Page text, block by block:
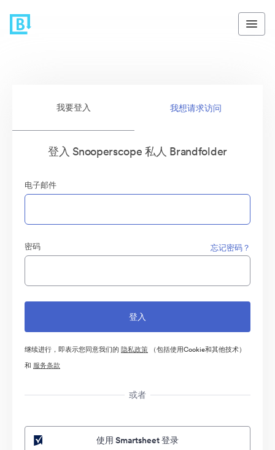
我要登入 我想请求访问
登入 Snooperscope 私人 Brandfolder
电子邮件
密码 忘记密码？
继续进行，即表示您同意我们的 隐私政策 （包括使用Cookie和其他技术）
和 服务条款
或者
使用 Smartsheet 登录